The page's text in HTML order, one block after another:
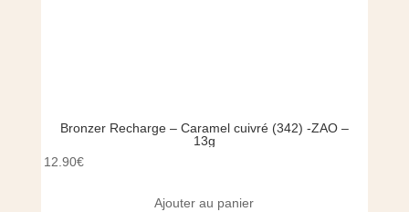
Bronzer Recharge – Caramel cuivré (342) -ZAO –
13g
12.90€
Ajouter au panier